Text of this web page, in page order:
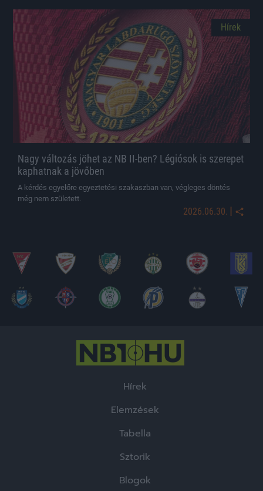
Hírek
Nagy változás jöhet az NB II-ben? Légiósok is szerepet
kaphatnak a jövőben
A kérdés egyelőre egyeztetési szakaszban van, végleges döntés
még nem született.
2026.06.30. |
Hírek
Elemzések
Tabella
Sztorik
Blogok